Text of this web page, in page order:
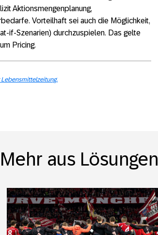
Aktionsmengenplanung,
Vorteilhaft sei auch die Möglichkeit,
if-Szenarien) durchzuspielen. Das gelte
Pricing.
Mehr aus Lösungen